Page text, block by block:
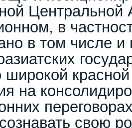
Центральной
в
в том числе и
широкой
на
свою